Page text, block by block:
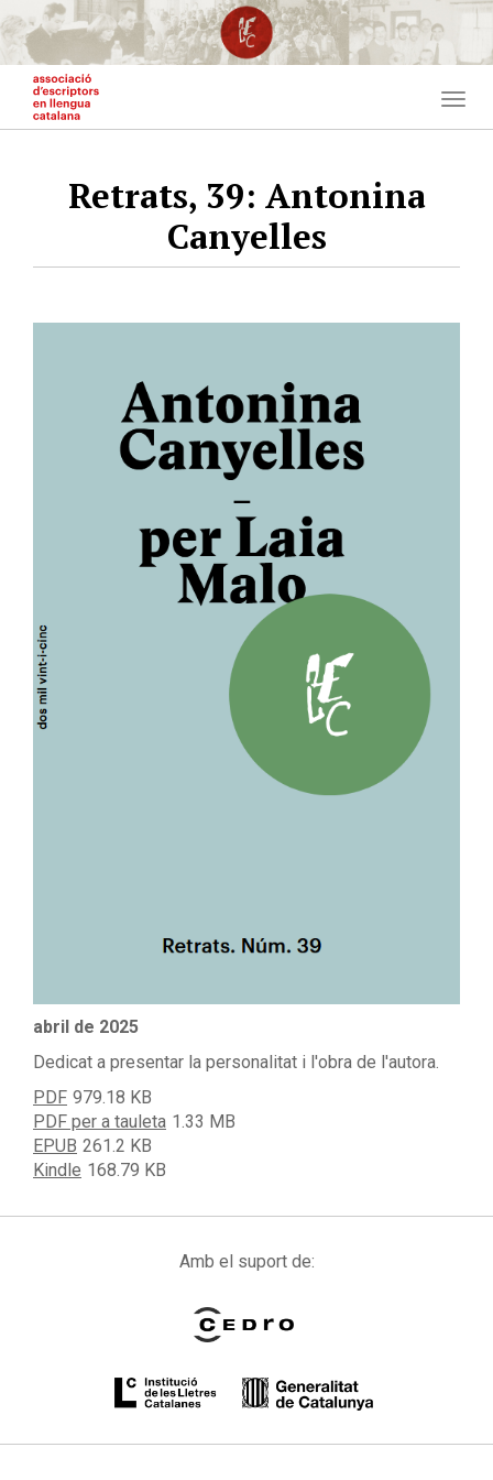
Vés
al
contingut
Retrats, 39: Antonina
Canyelles
abril de 2025
Dedicat a presentar la personalitat i l'obra de l'autora.
PDF 979.18 KB
PDF per a tauleta 1.33 MB
EPUB 261.2 KB
Kindle 168.79 KB
Amb el suport de: